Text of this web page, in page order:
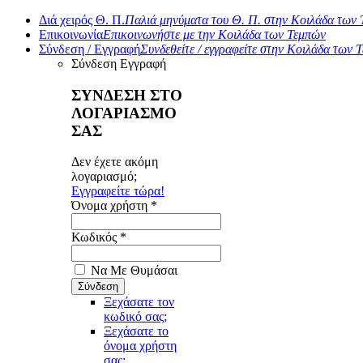
Διά χειρός Θ. Π.Παλιά μηνύματα του Θ. Π. στην Κοιλάδα των
ΕπικοινωνίαΕπικοινωνήστε με την Κοιλάδα των Τεμπών
Σύνδεση / ΕγγραφήΣυνδεθείτε / εγγραφείτε στην Κοιλάδα των
Σύνδεση Εγγραφή
ΣΥΝΔΕΣΗ ΣΤΟ
ΛΟΓΑΡΙΑΣΜΟ
ΣΑΣ
Δεν έχετε ακόμη
λογαριασμό;
Εγγραφείτε τώρα!
Όνομα χρήστη *
Κωδικός *
Να Με Θυμάσαι
Ξεχάσατε τον
κωδικό σας;
Ξεχάσατε το
όνομα χρήστη